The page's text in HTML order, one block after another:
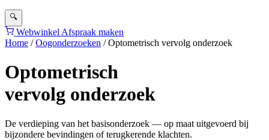
🔍
Webwinkel Afspraak maken
Home / Oogonderzoeken / Optometrisch vervolg onderzoek
Optometrisch
vervolg onderzoek
De verdieping van het basisonderzoek — op maat uitgevoerd bij
bijzondere bevindingen of terugkerende klachten.